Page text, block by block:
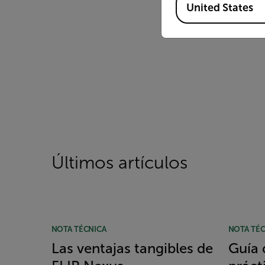
Últimos artículos
NOTA TÉCNICA
Las ventajas tangibles de
NOTA
Guía
United States